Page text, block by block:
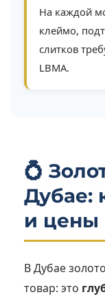
На каждой
клеймо,
слитков
LBMA.
💍
Дубае:
и цены
В Дубае
товар: это